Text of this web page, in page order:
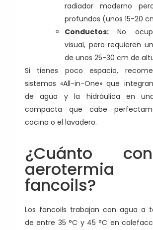
radiador moderno
profundos (unos 15-20
Conductos: No
visual, pero requieren
de unos 25-30 cm de
Si tienes poco espacio,
sistemas «All-in-One» que
de agua y la hidráulica en
compacta que cabe
cocina o el lavadero.
¿Cuánto
fancoils?
Los fancoils trabajan con agua a
de entre 35 °C y 45 °C en